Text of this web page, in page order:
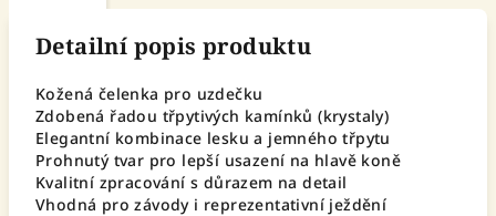
Detailní popis produktu
Kožená čelenka pro uzdečku
Zdobená řadou třpytivých kamínků (krystaly)
Elegantní kombinace lesku a jemného třpytu
Prohnutý tvar pro lepší usazení na hlavě koně
Kvalitní zpracování s důrazem na detail
Vhodná pro závody i reprezentativní ježdění